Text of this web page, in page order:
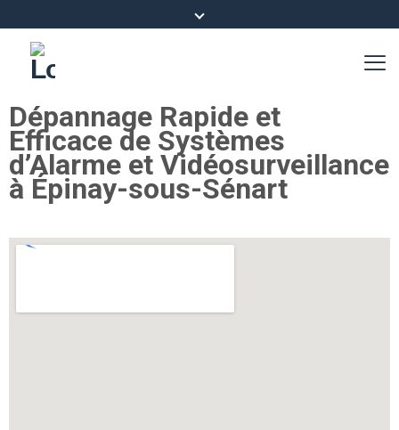
Dépannage Rapide et
Efficace de Systèmes
d’Alarme et Vidéosurveillance
à Épinay-sous-Sénart